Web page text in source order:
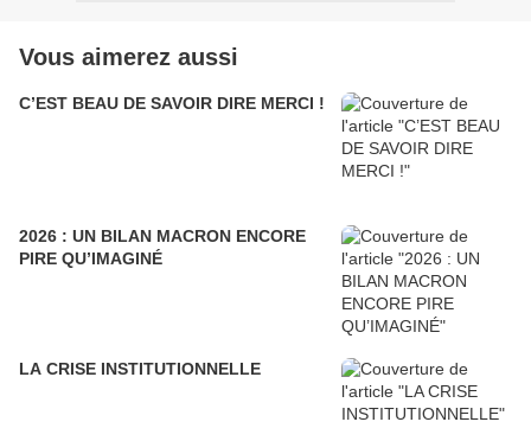
Vous aimerez aussi
C’EST BEAU DE SAVOIR DIRE MERCI !
2026 : UN BILAN MACRON ENCORE
PIRE QU’IMAGINÉ
LA CRISE INSTITUTIONNELLE